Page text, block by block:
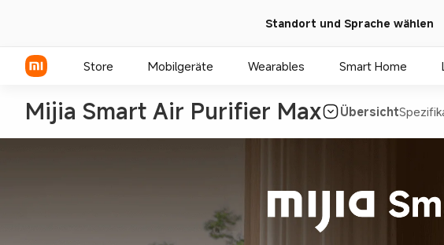
Standort und Sprache wählen
Store Mobilgeräte Wearables Smart Home
Mijia Smart Air Purifier Max Übersicht